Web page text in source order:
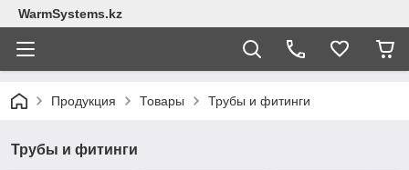
WarmSystems.kz
Продукция Товары Трубы и фитинги
Трубы и фитинги